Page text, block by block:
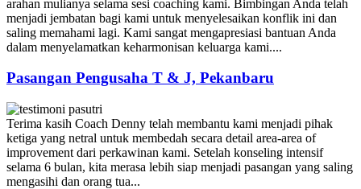
arahan mulianya selama sesi coaching kami. Bimbingan Anda telah
menjadi jembatan bagi kami untuk menyelesaikan konflik ini dan
saling memahami lagi. Kami sangat mengapresiasi bantuan Anda
dalam menyelamatkan keharmonisan keluarga kami....
Pasangan Pengusaha T & J, Pekanbaru
Terima kasih Coach Denny telah membantu kami menjadi pihak
ketiga yang netral untuk membedah secara detail area-area of
improvement dari perkawinan kami. Setelah konseling intensif
selama 6 bulan, kita merasa lebih siap menjadi pasangan yang saling
mengasihi dan orang tua...